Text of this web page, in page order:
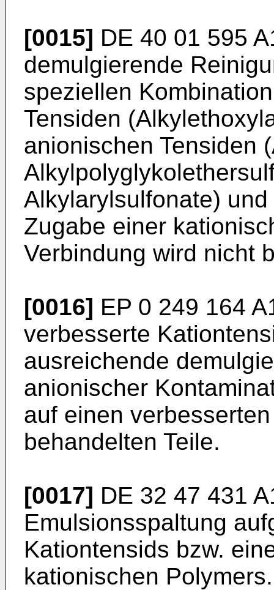
[0015] DE 40 01 595
demulgierende
speziellen
Tensiden
anionischen Tensiden
Alkylarylsulfonate)
Zugabe einer
Verbindung wird nicht
[0016] EP 0 249 164
verbesserte
ausreichende
anionischer
auf einen
behandelten Teile.
[0017] DE 32 47 431
Emulsionsspaltung
Kationtensids bzw.
kationischen Polymers.